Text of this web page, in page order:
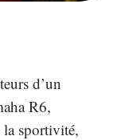
d’un
R6,
la sportivité,